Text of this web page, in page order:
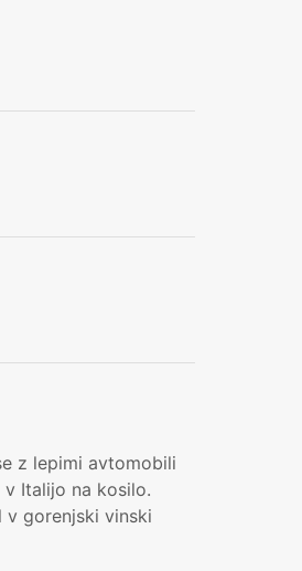
z lepimi avtomobili
Italijo na kosilo.
v gorenjski vinski